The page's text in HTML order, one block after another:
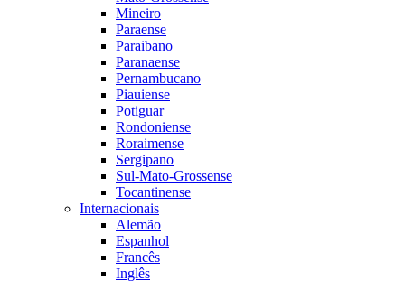
Mineiro
Paraense
Paraibano
Paranaense
Pernambucano
Piauiense
Potiguar
Rondoniense
Roraimense
Sergipano
Sul-Mato-Grossense
Tocantinense
Internacionais
Alemão
Espanhol
Francês
Inglês